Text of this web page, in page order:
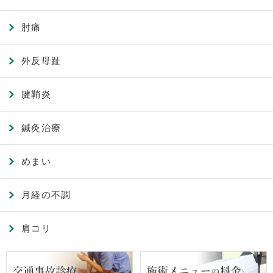
肘痛
外反母趾
腱鞘炎
鍼灸治療
めまい
月経の不調
肩コリ